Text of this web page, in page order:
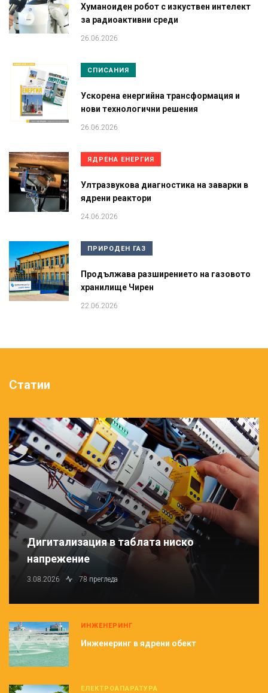
Хуманоиден робот с изкуствен интелект
за радиоактивни среди
26.06.2026
СПИСАНИЯ
Ускорена енергийна трансформация и
нови технологични решения
26.06.2026
ЯДРЕНА ЕНЕРГИЯ
Ултразвукова диагностика на заварки в
ядрени реактори
24.06.2026
ПРИРОДЕН ГАЗ
Продължава разширението на газовото
хранилище Чирен
22.06.2026
Статии
Дигитализация в таблата ниско
напрежение
3.08.2026 78 прегледа
ИНЖЕНЕРИНГ
Инженеринг в ядрени обект
ЕЛЕКТРОАПАРАТУРА